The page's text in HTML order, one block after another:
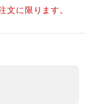
文に限ります。